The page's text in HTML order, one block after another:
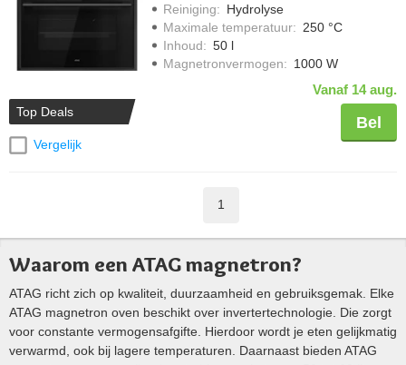
Top Deals
Vergelijk
Reiniging: Hydrolyse
Maximale temperatuur: 250 °C
Inhoud: 50 l
Magnetronvermogen: 1000 W
Vanaf 14 aug.
Bel
1
Waarom een ATAG magnetron?
ATAG richt zich op kwaliteit, duurzaamheid en gebruiksgemak. Elke
ATAG magnetron oven beschikt over invertertechnologie. Die zorgt
voor constante vermogensafgifte. Hierdoor wordt je eten gelijkmatig
verwarmd, ook bij lagere temperaturen. Daarnaast bieden ATAG